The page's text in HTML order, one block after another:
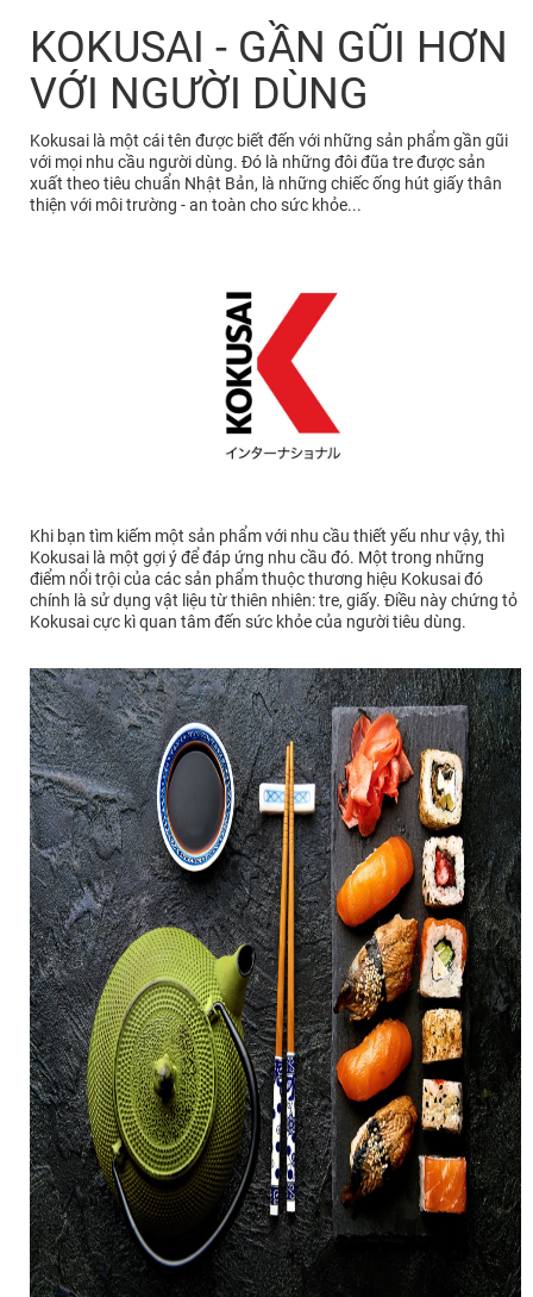
KOKUSAI - GẦN GŨI HƠN
VỚI NGƯỜI DÙNG
Kokusai là một cái tên được biết đến với những sản phẩm gần gũi
với mọi nhu cầu người dùng. Đó là những đôi đũa tre được sản
xuất theo tiêu chuẩn Nhật Bản, là những chiếc ống hút giấy thân
thiện với môi trường - an toàn cho sức khỏe...
Khi bạn tìm kiếm một sản phẩm với nhu cầu thiết yếu như vậy, thì
Kokusai là một gợi ý để đáp ứng nhu cầu đó. Một trong những
điểm nổi trội của các sản phẩm thuộc thương hiệu Kokusai đó
chính là sử dụng vật liệu từ thiên nhiên: tre, giấy. Điều này chứng tỏ
Kokusai cực kì quan tâm đến sức khỏe của người tiêu dùng.